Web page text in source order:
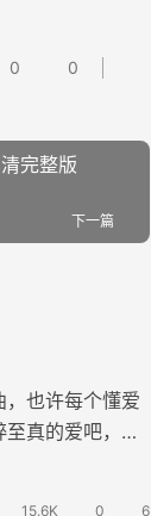
0 0
完整版
下一篇
也许每个懂爱
真的爱吧，这
15.6K 0 6